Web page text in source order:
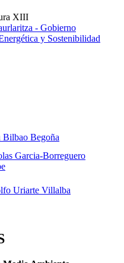
XIII
- Gobierno
y Sostenibilidad
Bilbao Begoña
Garcia-Borreguero
Uriarte Villalba